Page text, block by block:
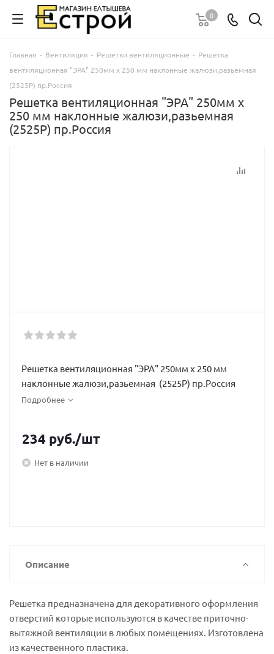
0
Главная - Вентиляция - Решетки вентиляционные - Решетка
вентиляционная "ЭРА" 250мм х 250 мм наклонные жалюзи,разьемная
(2525Р) пр.Россия
Решетка вентиляционная "ЭРА" 250мм х
250 мм наклонные жалюзи,разьемная
(2525Р) пр.Россия
Решетка вентиляционная "ЭРА" 250мм х 250 мм
наклонные жалюзи,разьемная (2525Р) пр.Россия
Подробнее
234 руб./шт
Нет в наличии
Описание
Решетка предназначена для декоративного оформления
отверстий которые используются в качестве приточно-
вытяжной вентиляции в любых помещениях. Изготовлена
из качественного пластика.